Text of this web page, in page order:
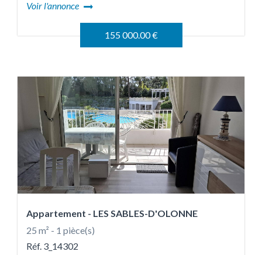
Voir l'annonce
155 000.00 €
Appartement - LES SABLES-D'OLONNE
25 m² - 1 pièce(s)
Réf. 3_14302